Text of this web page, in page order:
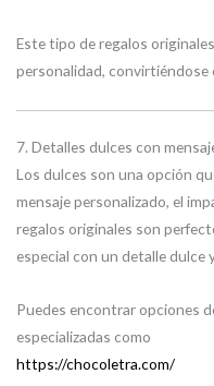
Este tipo de regalos
personalidad, convirtiéndose
7. Detalles dulces con
Los dulces son una opción
mensaje personalizado, el
regalos originales son
especial con un detalle dulce
Puedes encontrar opciones
especializadas como
https://chocoletra.com/